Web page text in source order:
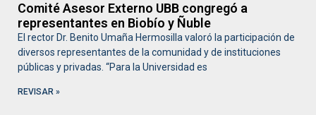
Comité Asesor Externo UBB congregó a
representantes en Biobío y Ñuble
El rector Dr. Benito Umaña Hermosilla valoró la participación de
diversos representantes de la comunidad y de instituciones
públicas y privadas. “Para la Universidad es
REVISAR »